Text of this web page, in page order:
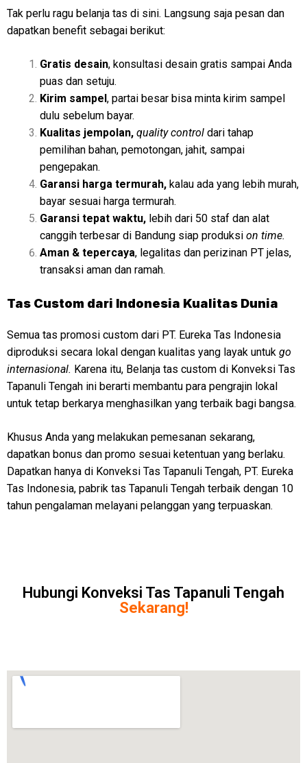
Tak perlu ragu belanja tas di sini. Langsung saja pesan dan
dapatkan benefit sebagai berikut:
Gratis desain, konsultasi desain gratis sampai Anda
puas dan setuju.
Kirim sampel, partai besar bisa minta kirim sampel
dulu sebelum bayar.
Kualitas jempolan, quality control dari tahap
pemilihan bahan, pemotongan, jahit, sampai
pengepakan.
Garansi harga termurah, kalau ada yang lebih murah,
bayar sesuai harga termurah.
Garansi tepat waktu, lebih dari 50 staf dan alat
canggih terbesar di Bandung siap produksi on time.
Aman & tepercaya, legalitas dan perizinan PT jelas,
transaksi aman dan ramah.
Tas Custom dari Indonesia Kualitas Dunia
Semua tas promosi custom dari PT. Eureka Tas Indonesia
diproduksi secara lokal dengan kualitas yang layak untuk go
internasional. Karena itu, Belanja tas custom di Konveksi Tas
Tapanuli Tengah ini berarti membantu para pengrajin lokal
untuk tetap berkarya menghasilkan yang terbaik bagi bangsa.
Khusus Anda yang melakukan pemesanan sekarang,
dapatkan bonus dan promo sesuai ketentuan yang berlaku.
Dapatkan hanya di Konveksi Tas Tapanuli Tengah, PT. Eureka
Tas Indonesia, pabrik tas Tapanuli Tengah terbaik dengan 10
tahun pengalaman melayani pelanggan yang terpuaskan.
Hubungi Konveksi Tas Tapanuli Tengah
Sekarang!